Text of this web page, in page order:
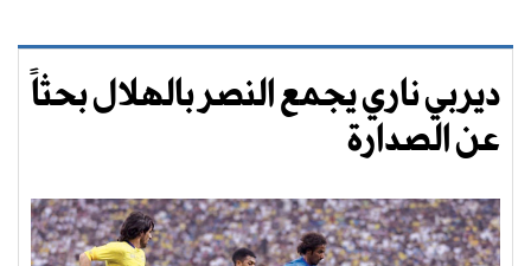
ديربي ناري يجمع النصر بالهلال بحثاً
عن الصدارة